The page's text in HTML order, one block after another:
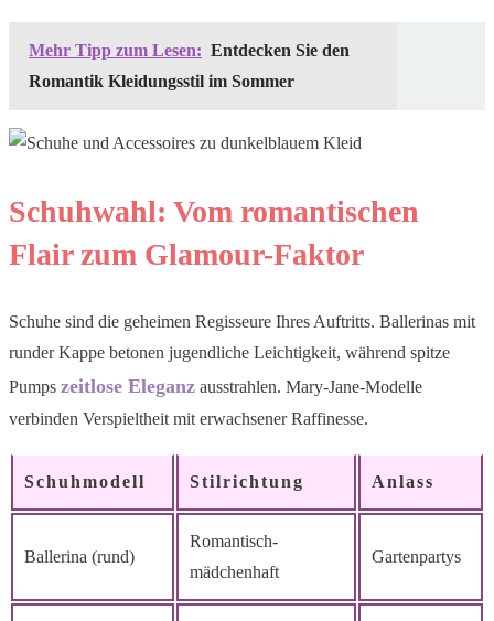
Mehr Tipp zum Lesen: Entdecken Sie den
Romantik Kleidungsstil im Sommer
Schuhwahl: Vom romantischen
Flair zum Glamour-Faktor
Schuhe sind die geheimen Regisseure Ihres Auftritts. Ballerinas mit
runder Kappe betonen jugendliche Leichtigkeit, während spitze
Pumps zeitlose Eleganz ausstrahlen. Mary-Jane-Modelle
verbinden Verspieltheit mit erwachsener Raffinesse.
Schuhmodell Stilrichtung Anlass
Ballerina (rund)
Romantisch-
mädchenhaft
Gartenpartys